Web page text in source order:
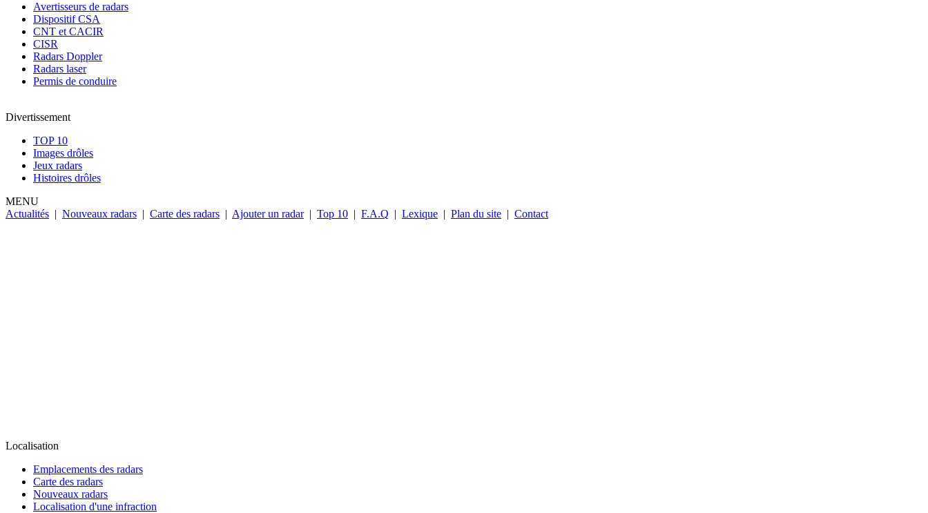
Avertisseurs de radars
Dispositif CSA
CNT et CACIR
CISR
Radars Doppler
Radars laser
Permis de conduire
Divertissement
TOP 10
Images drôles
Jeux radars
Histoires drôles
MENU
Actualités | Nouveaux radars | Carte des radars | Ajouter un radar | Top 10 | F.A.Q | Lexique | Plan du site | Contact
Localisation
Emplacements des radars
Carte des radars
Nouveaux radars
Localisation d'une infraction